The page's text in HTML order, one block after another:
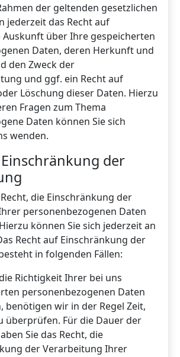
der geltenden gesetzlichen
jederzeit das Recht auf
über Ihre gespeicherten
Daten, deren Herkunft und
den Zweck der
und ggf. ein Recht auf
Löschung dieser Daten. Hierzu
Fragen zum Thema
Daten können Sie sich
wenden.
der
die Einschränkung der
personenbezogenen Daten
können Sie sich jederzeit an
Recht auf Einschränkung der
in folgenden Fällen:
Richtigkeit Ihrer bei uns
personenbezogenen Daten
benötigen wir in der Regel Zeit,
überprüfen. Für die Dauer der
Sie das Recht, die
der Verarbeitung Ihrer